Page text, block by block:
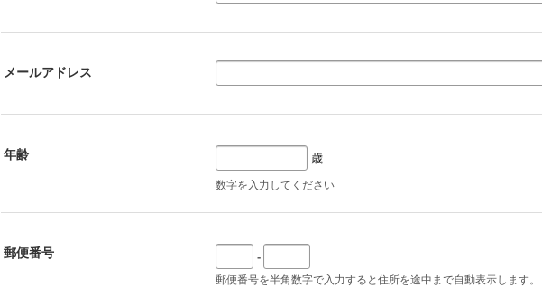
メールアドレス
年齢 歳
数字を入力してください
郵便番号 -
郵便番号を半角数字で入力すると住所を途中まで自動表示します。